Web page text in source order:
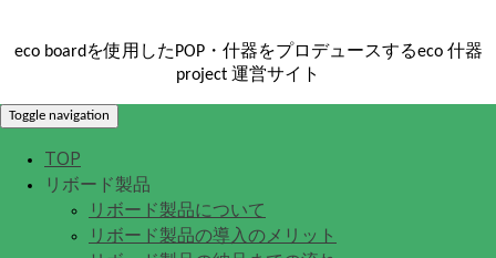
eco boardを使用したPOP・什器をプロデュースするeco 什器
project 運営サイト
Toggle navigation
TOP
リボード製品
リボード製品について
リボード製品の導入のメリット